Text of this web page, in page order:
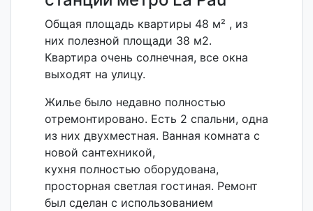
Общая площадь квартиры 48 м²
них полезной площади 38 м2.
Квартира очень солнечная, все окна
выходят на улицу.
отремонтировано. Есть 2 спальни, одна
из них двухместная. Ванная комната с
новой сантехникой,
кухня полностью оборудована,
просторная светлая гостиная. Ремонт
был сделан с использованием